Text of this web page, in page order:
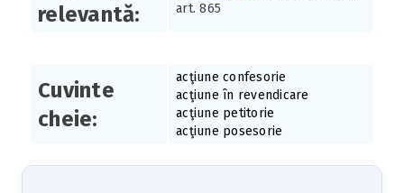
relevantă:
art. 865
Cuvinte
cheie:
acţiune confesorie
acţiune în revendicare
acţiune petitorie
acţiune posesorie